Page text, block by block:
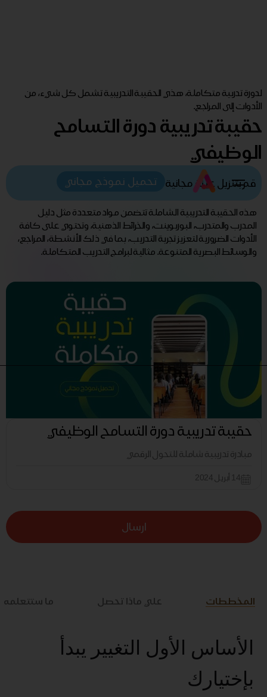
لدورة تدربية متكاملة، هذي الحقيبة التدريبية تشمل كل شيء، من
الأدوات إلى المراجع.
حقيبة تدريبية دورة التسامح
الوظيفي
قم بتنزيل عينة مجانية تحميل نموذج مجاني
هذه الحقيبة التدريبية الشاملة تتضمن مواد متعددة مثل دليل
المدرب والمتدرب، البوربوينت، والخرائط الذهنية، وتحتوي على كافة
الأدوات الضرورية لتعزيز تجربة التدريب، بما في ذلك الأنشطة، المراجع،
والوسائط البصرية المتنوعة. مثالية لبرامج التدريب المتكاملة.
حقيبة تدريبية دورة التسامح الوظيفي
مبادرة تدريبية شاملة للتحول الرقمي
14 أبريل 2024
ارسال
المخططات علي ماذا تحصل ما ستتعلمه
الأساس الأول التغيير يبدأ
بإختيارك